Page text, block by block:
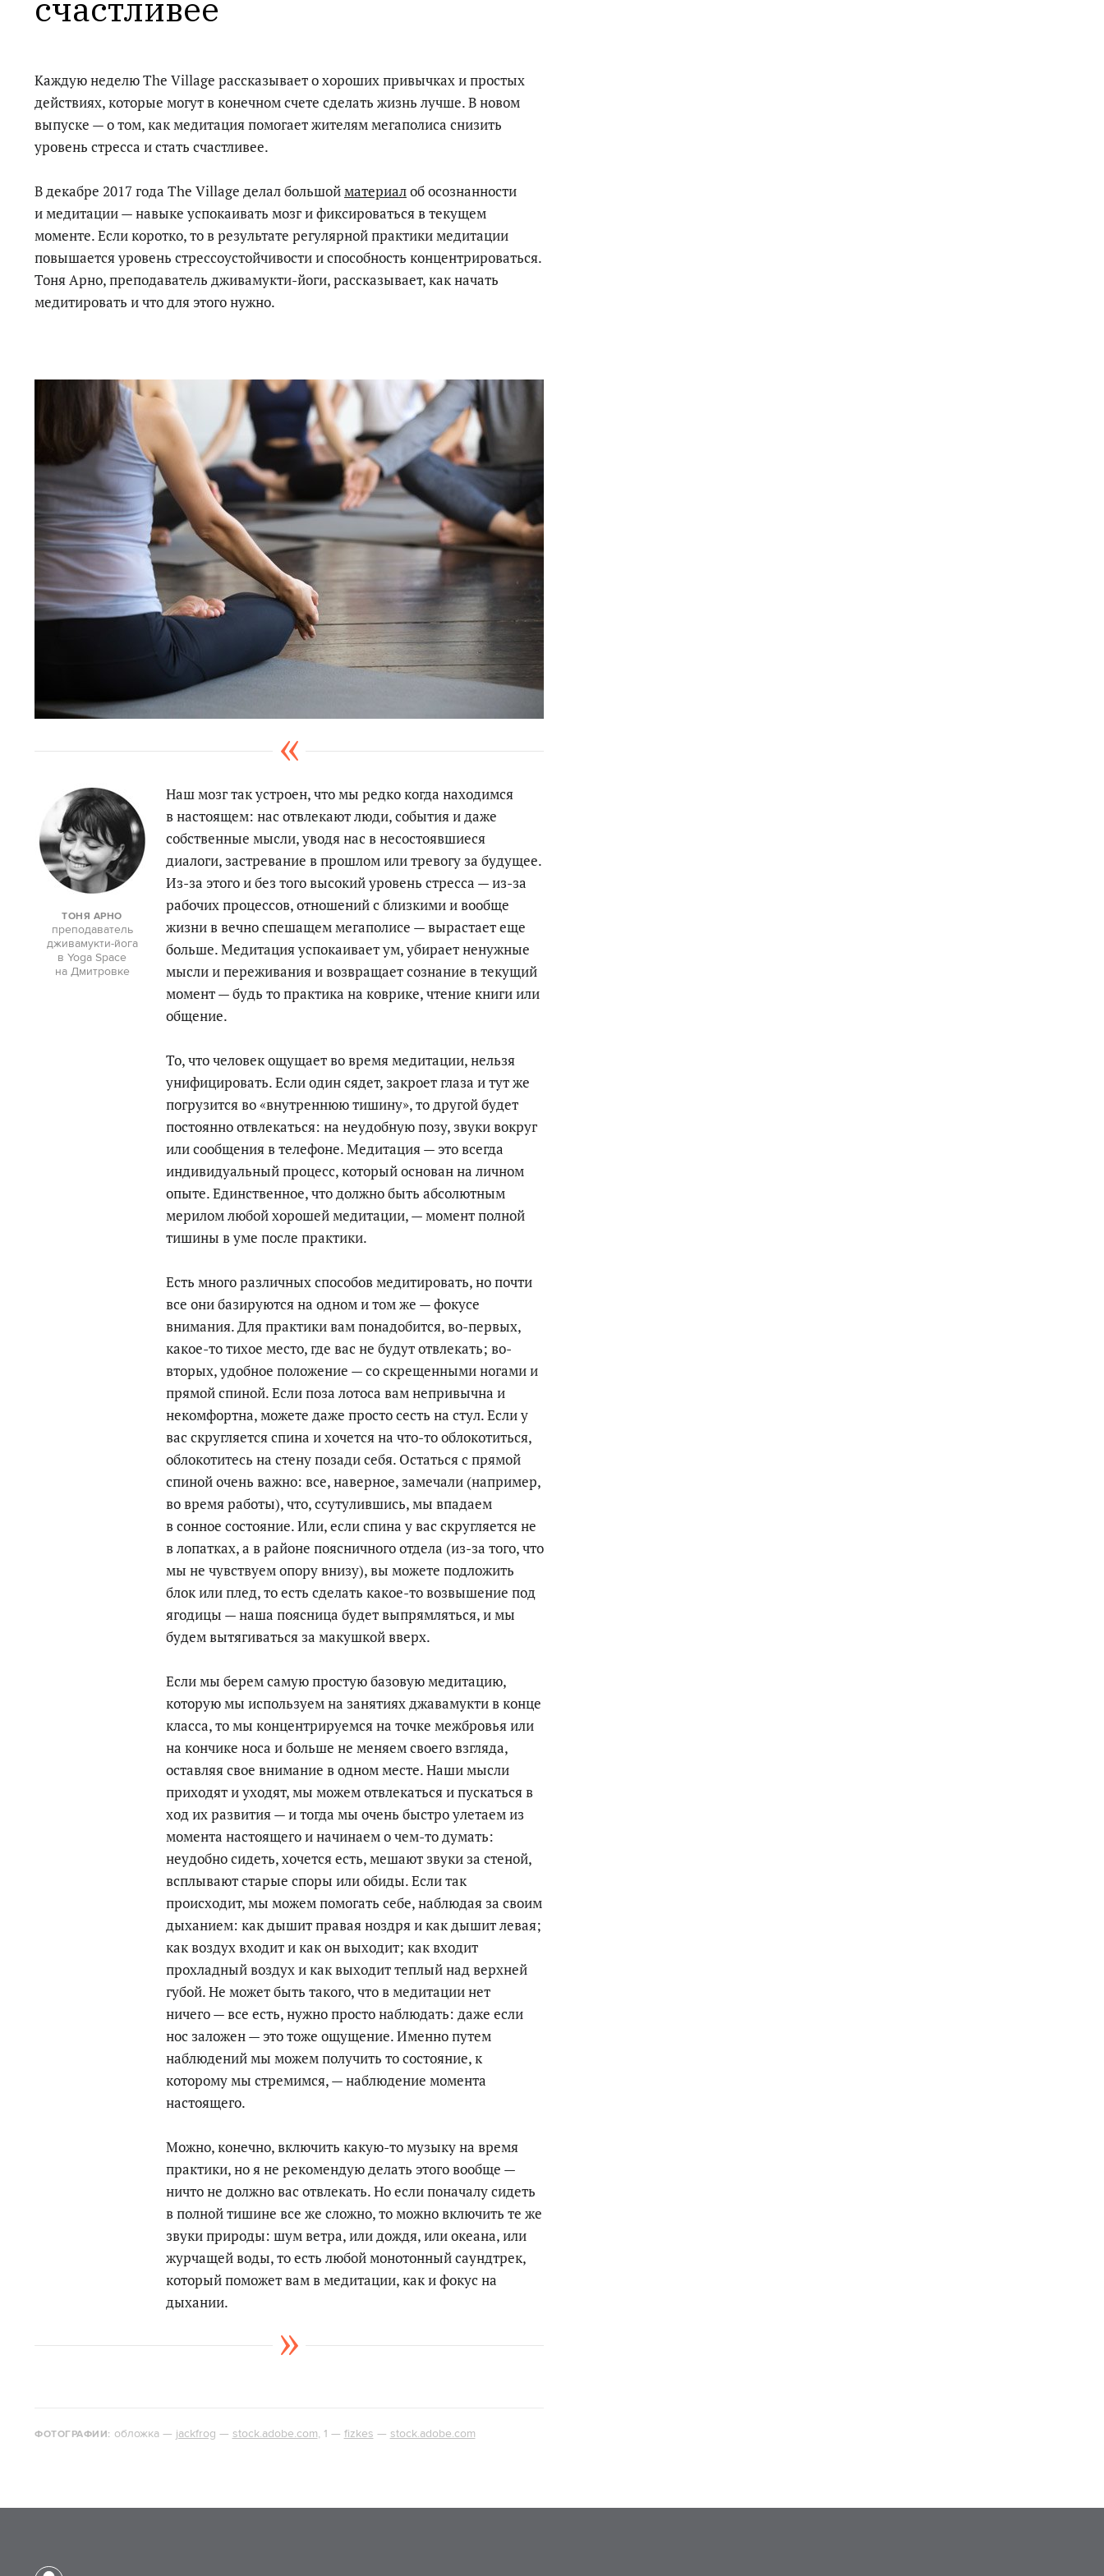
счастливее
Каждую неделю The Village рассказывает о хороших привычках и простых
действиях, которые могут в конечном счете сделать жизнь лучше. В новом
выпуске — о том, как медитация помогает жителям мегаполиса снизить
уровень стресса и стать счастливее.
В декабре 2017 года The Village делал большойматериалоб осознанности
и медитации — навыке успокаивать мозг и фиксироваться в текущем
моменте. Если коротко, то в результате регулярной практики медитации
повышается уровень стрессоустойчивости и способность концентрироваться.
Тоня Арно, преподаватель дживамукти-йоги, рассказывает, как начать
медитировать и что для этого нужно.
ТОНЯ АРНО
преподаватель
дживамукти-йога
в Yoga Space
на Дмитровке
Наш мозг так устроен, что мы редко когда находимся
в настоящем: нас отвлекают люди, события и даже
собственные мысли, уводя нас в несостоявшиеся
диалоги, застревание в прошлом или тревогу за будущее.
Из-за этого и без того высокий уровень стресса — из-за
рабочих процессов, отношений с близкими и вообще
жизни в вечно спешащем мегаполисе — вырастает еще
больше. Медитация успокаивает ум, убирает ненужные
мысли и переживания и возвращает сознание в текущий
момент — будь то практика на коврике, чтение книги или
общение.
То, что человек ощущает во время медитации, нельзя
унифицировать. Если один сядет, закроет глаза и тут же
погрузится во «внутреннюю тишину», то другой будет
постоянно отвлекаться: на неудобную позу, звуки вокруг
или сообщения в телефоне. Медитация — это всегда
индивидуальный процесс, который основан на личном
опыте. Единственное, что должно быть абсолютным
мерилом любой хорошей медитации, — момент полной
тишины в уме после практики.
Есть много различных способов медитировать, но почти
все они базируются на одном и том же — фокусе
внимания. Для практики вам понадобится, во-первых,
какое-то тихое место, где вас не будут отвлекать; во-
вторых, удобное положение — со скрещенными ногами и
прямой спиной. Если поза лотоса вам непривычна и
некомфортна, можете даже просто сесть на стул. Если у
вас скругляется спина и хочется на что-то облокотиться,
облокотитесь на стену позади себя. Остаться с прямой
спиной очень важно: все, наверное, замечали (например,
во время работы), что, ссутулившись, мы впадаем
в сонное состояние. Или, если спина у вас скругляется не
в лопатках, а в районе поясничного отдела (из-за того, что
мы не чувствуем опору внизу), вы можете подложить
блок или плед, то есть сделать какое-то возвышение под
ягодицы — наша поясница будет выпрямляться, и мы
будем вытягиваться за макушкой вверх.
Если мы берем самую простую базовую медитацию,
которую мы используем на занятиях джавамукти в конце
класса, то мы концентрируемся на точке межбровья или
на кончике носа и больше не меняем своего взгляда,
оставляя свое внимание в одном месте. Наши мысли
приходят и уходят, мы можем отвлекаться и пускаться в
ход их развития — и тогда мы очень быстро улетаем из
момента настоящего и начинаем о чем-то думать:
неудобно сидеть, хочется есть, мешают звуки за стеной,
всплывают старые споры или обиды. Если так
происходит, мы можем помогать себе, наблюдая за своим
дыханием: как дышит правая ноздря и как дышит левая;
как воздух входит и как он выходит; как входит
прохладный воздух и как выходит теплый над верхней
губой. Не может быть такого, что в медитации нет
ничего — все есть, нужно просто наблюдать: даже если
нос заложен — это тоже ощущение. Именно путем
наблюдений мы можем получить то состояние, к
которому мы стремимся, — наблюдение момента
настоящего.
Можно, конечно, включить какую-то музыку на время
практики, но я не рекомендую делать этого вообще —
ничто не должно вас отвлекать. Но если поначалу сидеть
в полной тишине все же сложно, то можно включить те же
звуки природы: шум ветра, или дождя, или океана, или
журчащей воды, то есть любой монотонный саундтрек,
который поможет вам в медитации, как и фокус на
дыхании.
ФОТОГРАФИИ: обложка — jackfrog — stock.adobe.com, 1 — fizkes — stock.adobe.com